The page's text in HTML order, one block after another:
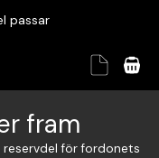
passar
passarfram
för fordonets